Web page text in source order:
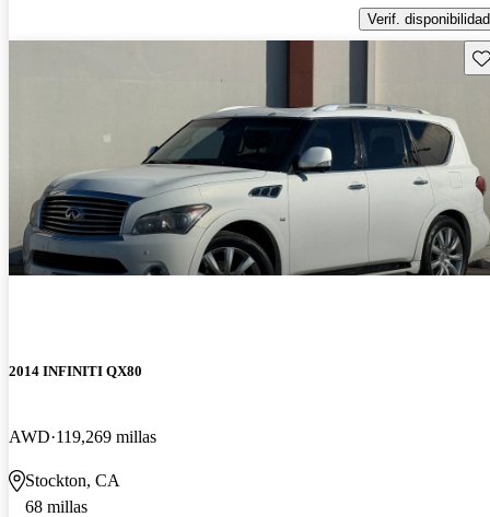
Verif. disponibilidad
2014 INFINITI QX80
AWD 119,269 millas
Stockton, CA
68 millas